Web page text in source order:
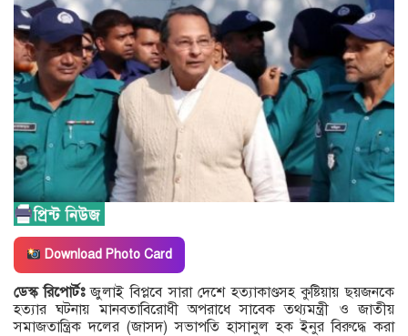
Download Photo Card
ডেস্ক রিপোর্টঃজুলাই বিপ্লবে সারা দেশে হত্যাকাণ্ডসহ কুষ্টিয়ায় ছয়জনকে
হত্যার ঘটনায় মানবতাবিরোধী অপরাধে সাবেক তথ্যমন্ত্রী ও জাতীয়
সমাজতান্ত্রিক দলের (জাসদ) সভাপতি হাসানুল হক ইনুর ‍বিরুদ্ধে করা